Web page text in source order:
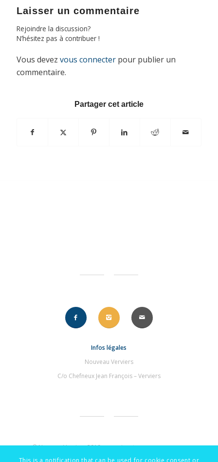
Laisser un commentaire
Rejoindre la discussion?
N’hésitez pas à contribuer !
Vous devez vous connecterpour publier un
commentaire.
Partager cet article
Infos légales
Nouveau Verviers
C/o Chefneux Jean François – Verviers
© NouveauVerviers 2019 – une signature.compourvous
This is a notification that can be used for cookie consent or